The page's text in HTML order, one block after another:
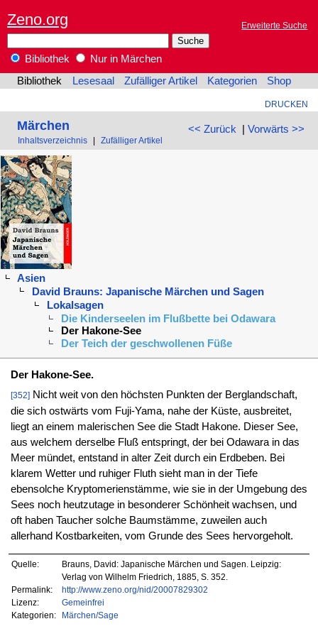
Zeno.org Erweiterte Suche
Bibliothek
Nur in Märchen
Bibliothek
Lesesaal Zufälliger Artikel Kategorien Shop
DRUCKEN
<< Zurück | Vorwärts >>
Märchen
Inhaltsverzeichnis Zufälliger Artikel
Asien
David Brauns: Japanische Märchen und Sagen
Lokalsagen
Die Kinderseelen im Flußbette bei Odawara
Der Hakone-See
Der Teich der geschwollenen Füße
Der Hakone-See.
[352]Nicht weit von den höchsten Punkten der Berglandschaft,
die sich ostwärts vom Fuji-Yama, nahe der Küste, ausbreitet,
liegt an einem malerischen See die Stadt Hakone. Dieser See,
aus welchem derselbe Fluß entspringt, der bei Odawara in das
Meer mündet, entstand in alter Zeit durch ein Erdbeben. Bei
klarem Wetter und ruhiger Fluth sieht man in der Tiefe
ebensolche Kryptomerienstämme, wie sie in der Umgebung des
Sees noch heutzutage in besonderer Schönheit wachsen, und
oft haben Taucher solche Baumstämme, zuweilen auch
allerhand Kostbarkeiten, vom Grunde des Sees hervorgeholt.
Quelle:
Brauns, David: Japanische Märchen und Sagen. Leipzig:
Verlag von Wilhelm Friedrich, 1885, S. 352.
Permalink:
http://www.zeno.org/nid/20007829302
Lizenz:
Gemeinfrei
Kategorien:
Märchen/Sage